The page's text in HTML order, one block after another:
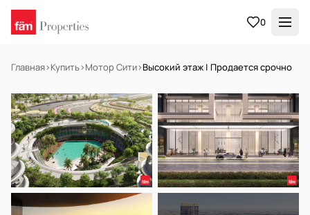
0
Главная›Купить›Мотор Сити›Высокий этаж | Продается срочно
НА ПРОДАЖУ Off-plan